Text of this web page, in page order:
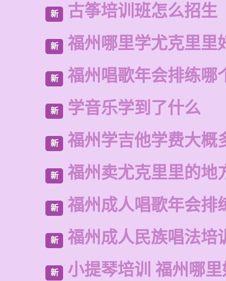
新 古筝培训班怎么招生
新 福州哪里学尤克里里
新 福州唱歌年会排练哪
新 学音乐学到了什么
新 福州学吉他学费大概
新 福州卖尤克里里的地
新 福州成人唱歌年会排
新 福州成人民族唱法培
新 小提琴培训 福州哪